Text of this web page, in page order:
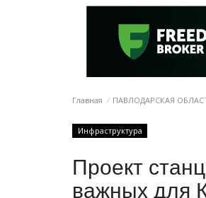
Главная ПАВЛОДАРСКАЯ
Инфраструктура
Проект
важных для